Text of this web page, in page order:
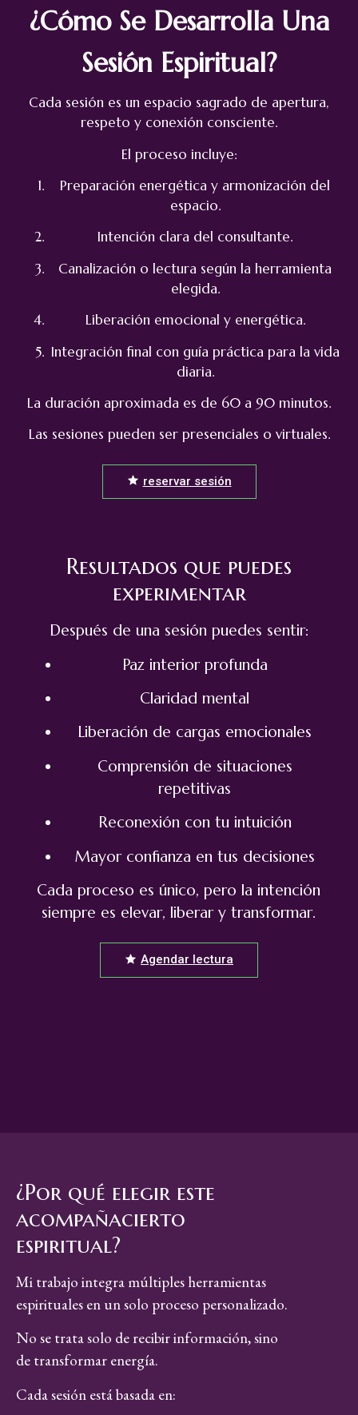
¿Cómo Se Desarrolla Una
Sesión Espiritual?
Cada sesión es un espacio sagrado de apertura,
respeto y conexión consciente.
El proceso incluye:
Preparación energética y armonización del
espacio.
Intención clara del consultante.
Canalización o lectura según la herramienta
elegida.
Liberación emocional y energética.
Integración final con guía práctica para la vida
diaria.
La duración aproximada es de 60 a 90 minutos.
Las sesiones pueden ser presenciales o virtuales.
reservar sesión
Resultados que puedes
experimentar
Después de una sesión puedes sentir:
Paz interior profunda
Claridad mental
Liberación de cargas emocionales
Comprensión de situaciones
repetitivas
Reconexión con tu intuición
Mayor confianza en tus decisiones
Cada proceso es único, pero la intención
siempre es elevar, liberar y transformar.
Agendar lectura
¿Por qué elegir este
acompañacierto
espiritual?
Mi trabajo integra múltiples herramientas
espirituales en un solo proceso personalizado.
No se trata solo de recibir información, sino
de transformar energía.
Cada sesión está basada en: